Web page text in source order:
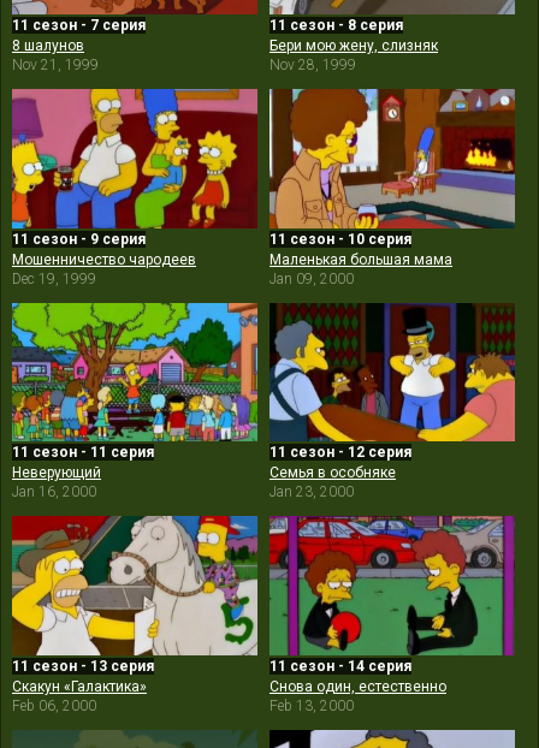
11 сезон - 7 серия
8 шалунов
Nov 21, 1999
11 сезон - 8 серия
Бери мою жену, слизняк
Nov 28, 1999
11 сезон - 9 серия
Мошенничество чародеев
Dec 19, 1999
11 сезон - 10 серия
Маленькая большая мама
Jan 09, 2000
11 сезон - 11 серия
Неверующий
Jan 16, 2000
11 сезон - 12 серия
Семья в особняке
Jan 23, 2000
11 сезон - 13 серия
Скакун «Галактика»
Feb 06, 2000
11 сезон - 14 серия
Снова один, естественно
Feb 13, 2000